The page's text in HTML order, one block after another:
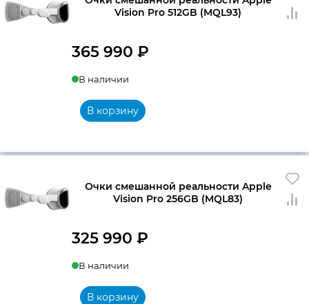
Vision Pro 512GB (MQL93)
365 990 ₽
В наличии
В корзину
Очки смешанной реальности Apple
Vision Pro 256GB (MQL83)
325 990 ₽
В наличии
В корзину